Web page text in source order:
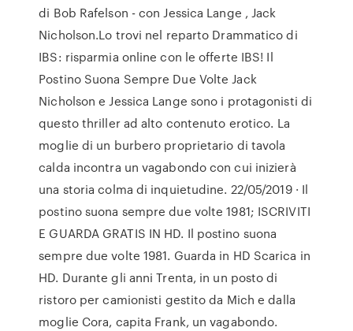
di Bob Rafelson - con Jessica Lange , Jack
Nicholson.Lo trovi nel reparto Drammatico di
IBS: risparmia online con le offerte IBS! Il
Postino Suona Sempre Due Volte Jack
Nicholson e Jessica Lange sono i protagonisti di
questo thriller ad alto contenuto erotico. La
moglie di un burbero proprietario di tavola
calda incontra un vagabondo con cui inizierà
una storia colma di inquietudine. 22/05/2019 · Il
postino suona sempre due volte 1981; ISCRIVITI
E GUARDA GRATIS IN HD. Il postino suona
sempre due volte 1981. Guarda in HD Scarica in
HD. Durante gli anni Trenta, in un posto di
ristoro per camionisti gestito da Mich e dalla
moglie Cora, capita Frank, un vagabondo.